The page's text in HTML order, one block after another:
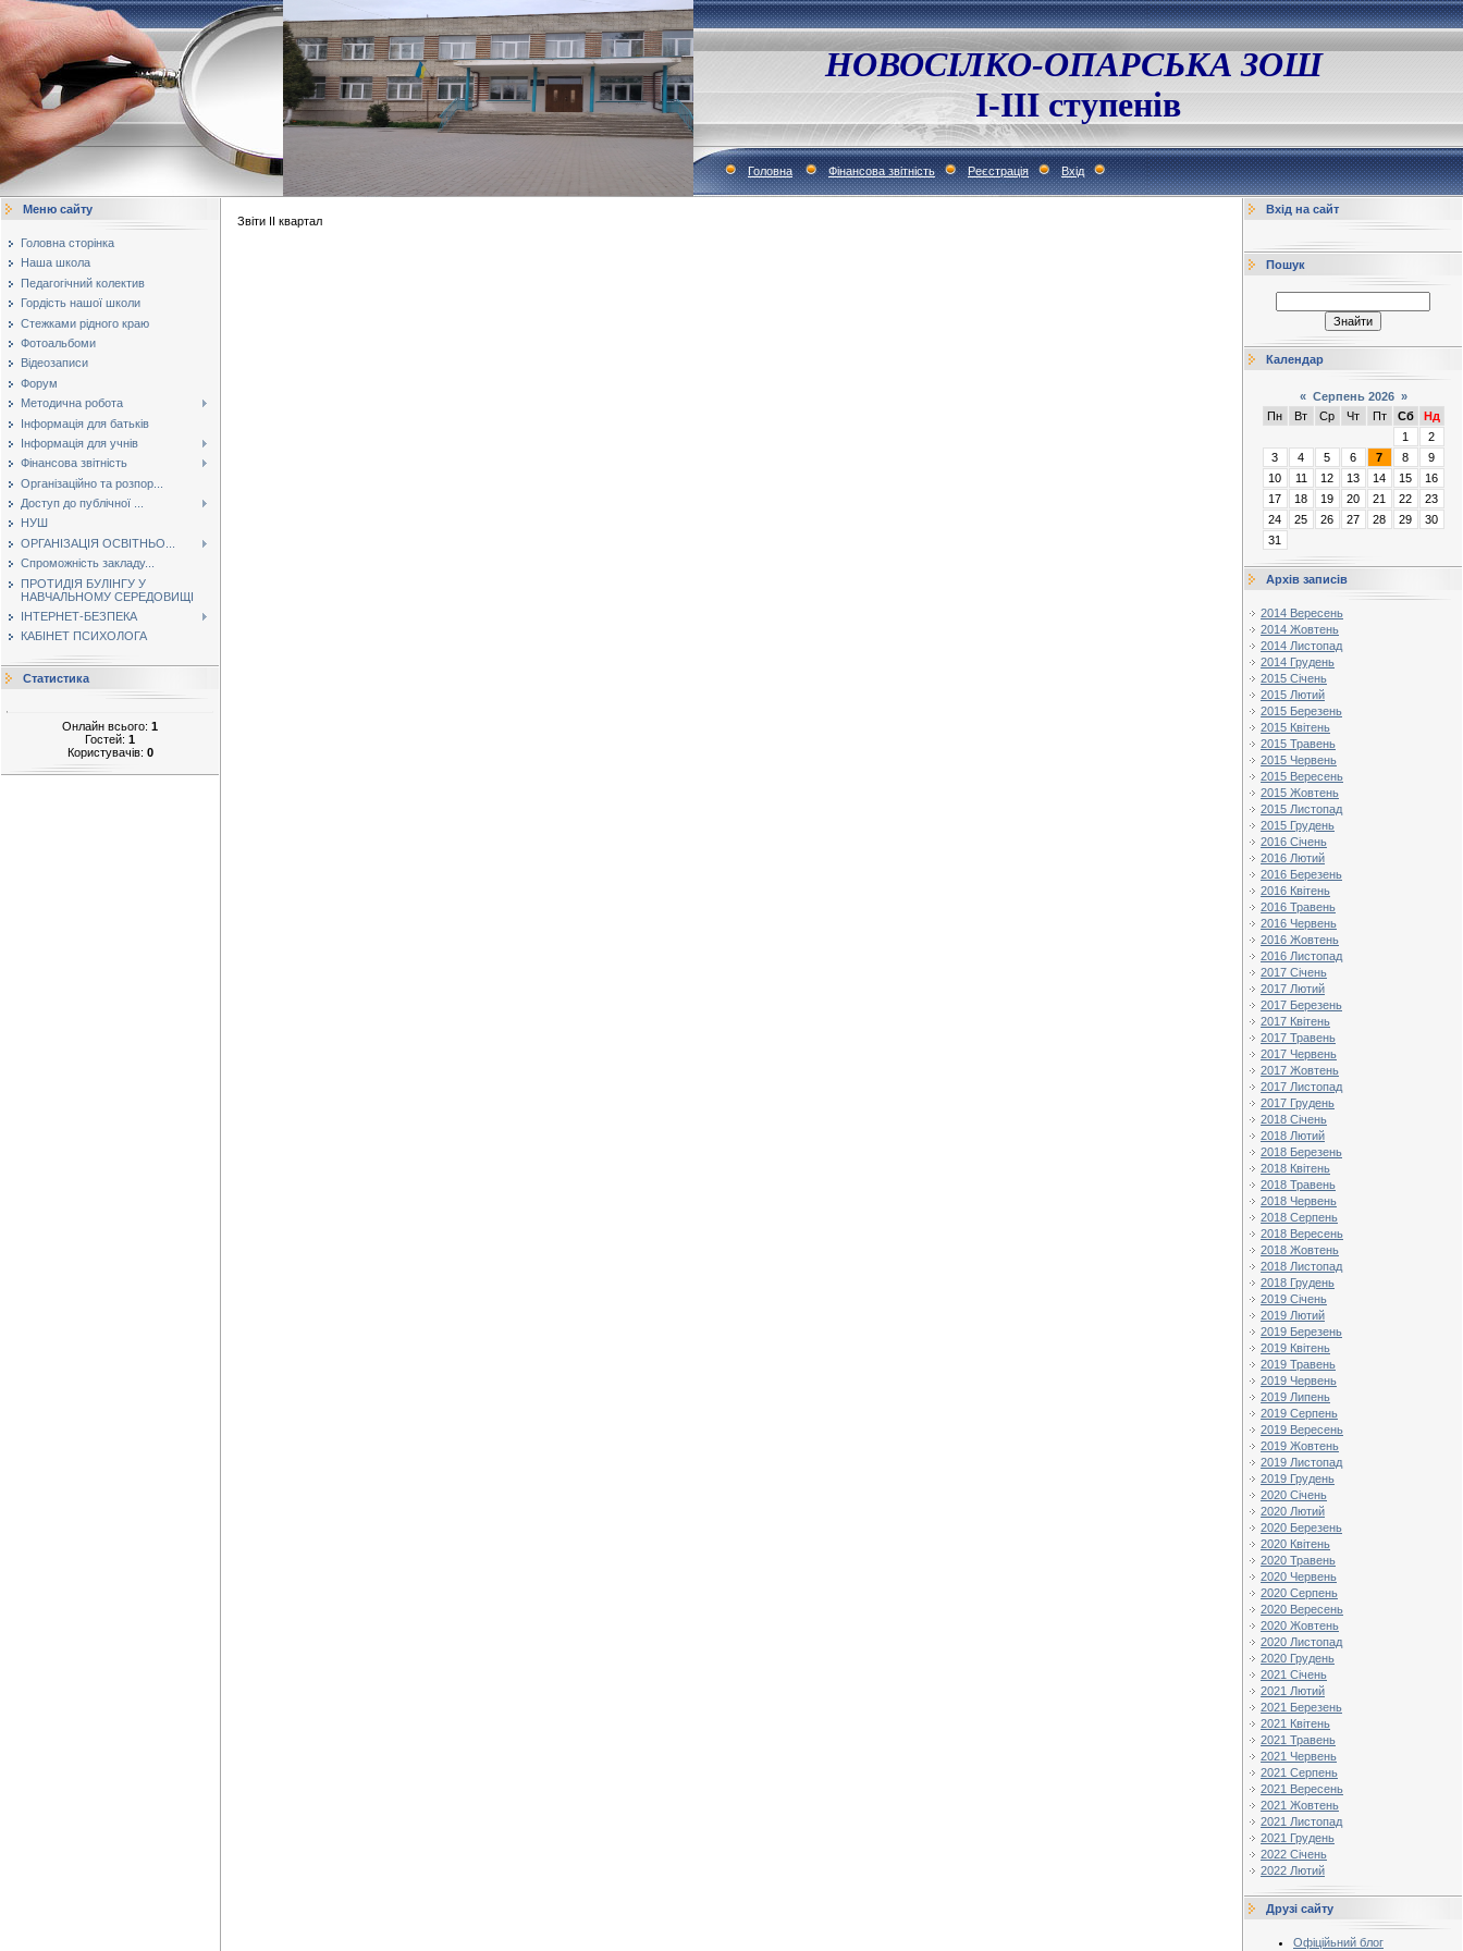
НОВОСІЛКО-ОПАРСЬКА ЗОШ
І-ІІІ ступенів
Головна Фінансова звітність Реєстрація Вхід
Меню сайту
Головна сторінка
Наша школа
Педагогічний колектив
Гордість нашої школи
Стежками рідного краю
Фотоальбоми
Відеозаписи
Форум
Методична робота
Інформація для батьків
Інформація для учнів
Фінансова звітність
Організаційно та розпор...
Доступ до публічної ...
НУШ
ОРГАНІЗАЦІЯ ОСВІТНЬО...
Спроможність закладу...
ПРОТИДІЯ БУЛІНГУ У
НАВЧАЛЬНОМУ СЕРЕДОВИЩІ
ІНТЕРНЕТ-БЕЗПЕКА
КАБІНЕТ ПСИХОЛОГА
Статистика
Онлайн всього: 1
Гостей: 1
Користувачів: 0
Звіти ІІ квартал
Вхід на сайт
Пошук
Календар
« Серпень 2026 »
Пн
Вт Ср Чт Пт Сб
Нд
1
2
3
4 5 6 7 8
9
10
11 12 13 14 15
16
17
18 19 20 21 22
23
24
25 26 27 28 29
30
31
Архів записів
2014 Вересень
2014 Жовтень
2014 Листопад
2014 Грудень
2015 Січень
2015 Лютий
2015 Березень
2015 Квітень
2015 Травень
2015 Червень
2015 Вересень
2015 Жовтень
2015 Листопад
2015 Грудень
2016 Січень
2016 Лютий
2016 Березень
2016 Квітень
2016 Травень
2016 Червень
2016 Жовтень
2016 Листопад
2017 Січень
2017 Лютий
2017 Березень
2017 Квітень
2017 Травень
2017 Червень
2017 Жовтень
2017 Листопад
2017 Грудень
2018 Січень
2018 Лютий
2018 Березень
2018 Квітень
2018 Травень
2018 Червень
2018 Серпень
2018 Вересень
2018 Жовтень
2018 Листопад
2018 Грудень
2019 Січень
2019 Лютий
2019 Березень
2019 Квітень
2019 Травень
2019 Червень
2019 Липень
2019 Серпень
2019 Вересень
2019 Жовтень
2019 Листопад
2019 Грудень
2020 Січень
2020 Лютий
2020 Березень
2020 Квітень
2020 Травень
2020 Червень
2020 Серпень
2020 Вересень
2020 Жовтень
2020 Листопад
2020 Грудень
2021 Січень
2021 Лютий
2021 Березень
2021 Квітень
2021 Травень
2021 Червень
2021 Серпень
2021 Вересень
2021 Жовтень
2021 Листопад
2021 Грудень
2022 Січень
2022 Лютий
Друзі сайту
Офіційьний блог